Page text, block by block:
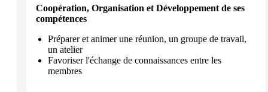
Coopération, Organisation et Développement de ses
compétences
Préparer et animer une réunion, un groupe de travail,
un atelier
Favoriser l'échange de connaissances entre les
membres